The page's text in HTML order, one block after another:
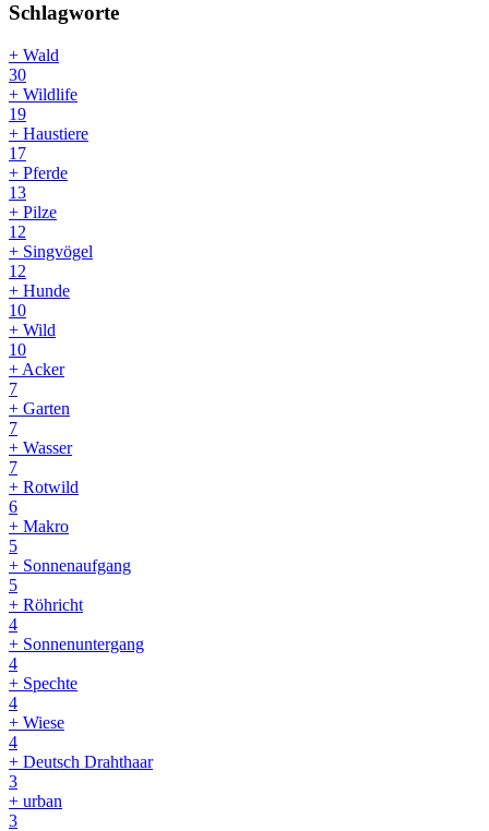
Schlagworte
+ Wald
30
+ Wildlife
19
+ Haustiere
17
+ Pferde
13
+ Pilze
12
+ Singvögel
12
+ Hunde
10
+ Wild
10
+ Acker
7
+ Garten
7
+ Wasser
7
+ Rotwild
6
+ Makro
5
+ Sonnenaufgang
5
+ Röhricht
4
+ Sonnenuntergang
4
+ Spechte
4
+ Wiese
4
+ Deutsch Drahthaar
3
+ urban
3